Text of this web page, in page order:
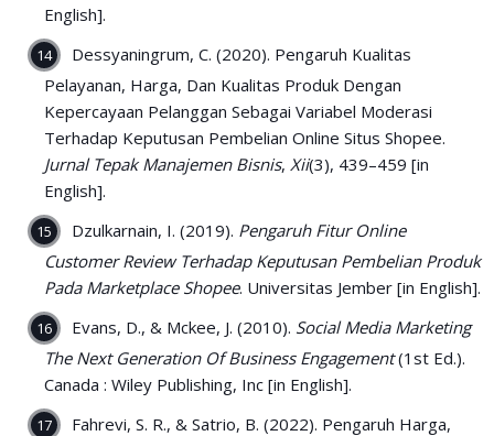
English].
Dessyaningrum, C. (2020). Pengaruh Kualitas
Pelayanan, Harga, Dan Kualitas Produk Dengan
Kepercayaan Pelanggan Sebagai Variabel Moderasi
Terhadap Keputusan Pembelian Online Situs Shopee.
Jurnal Tepak Manajemen Bisnis, Xii(3), 439–459 [in
English].
Dzulkarnain, I. (2019). Pengaruh Fitur Online
Customer Review Terhadap Keputusan Pembelian Produk
Pada Marketplace Shopee. Universitas Jember [in English].
Evans, D., & Mckee, J. (2010). Social Media Marketing
The Next Generation Of Business Engagement(1st Ed.).
Canada : Wiley Publishing, Inc [in English].
Fahrevi, S. R., & Satrio, B. (2022). Pengaruh Harga,